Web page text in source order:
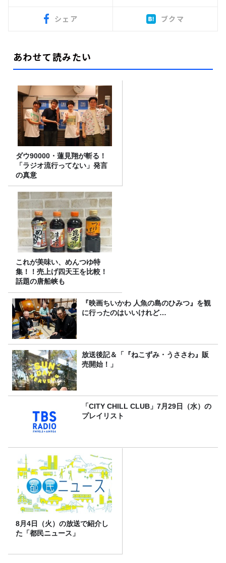
シェア ブクマ
あわせて読みたい
ダウ90000・蓮見翔が斬る！
「ラジオ流行ってない」発言
の真意
これが美味い、めんつゆ特
集！！売上げ四天王を比較！
話題の唐船峡も
『映画ちいかわ 人魚の島のひみつ』を観
に行ったのはいいけれど…
放送後記＆「『ねこずみ・うささわ』販
売開始！」
「CITY CHILL CLUB」7月29日（水）の
プレイリスト
8月4日（火）の放送で紹介し
た「都民ニュース」